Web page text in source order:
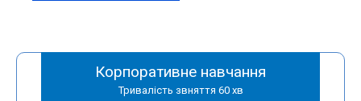
Корпоративне навчання
Тривалість звняття 60 хв